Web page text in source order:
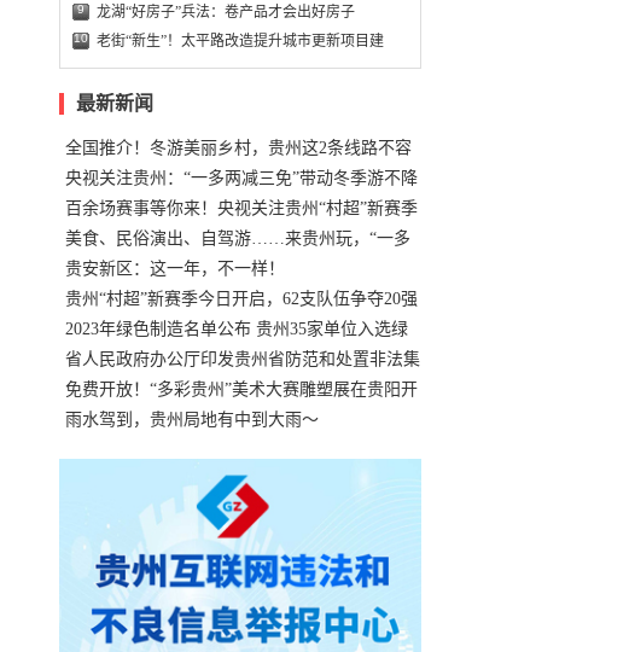
9 龙湖“好房子”兵法：卷产品才会出好房子
10 老街“新生”！太平路改造提升城市更新项目建
最新新闻
全国推介！冬游美丽乡村，贵州这2条线路不容
错过
央视关注贵州：“一多两减三免”带动冬季游不降
温
百余场赛事等你来！央视关注贵州“村超”新赛季
正式“打响”
美食、民俗演出、自驾游……来贵州玩，“一多
两减三免”！
贵安新区：这一年，不一样！
贵州“村超”新赛季今日开启，62支队伍争夺20强
名额
2023年绿色制造名单公布 贵州35家单位入选绿
色工厂
省人民政府办公厅印发贵州省防范和处置非法集
资工作实施细则
免费开放！“多彩贵州”美术大赛雕塑展在贵阳开
展，持续至1月19日
雨水驾到，贵州局地有中到大雨～